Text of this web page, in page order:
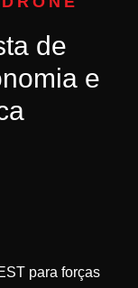
de
e
para forças